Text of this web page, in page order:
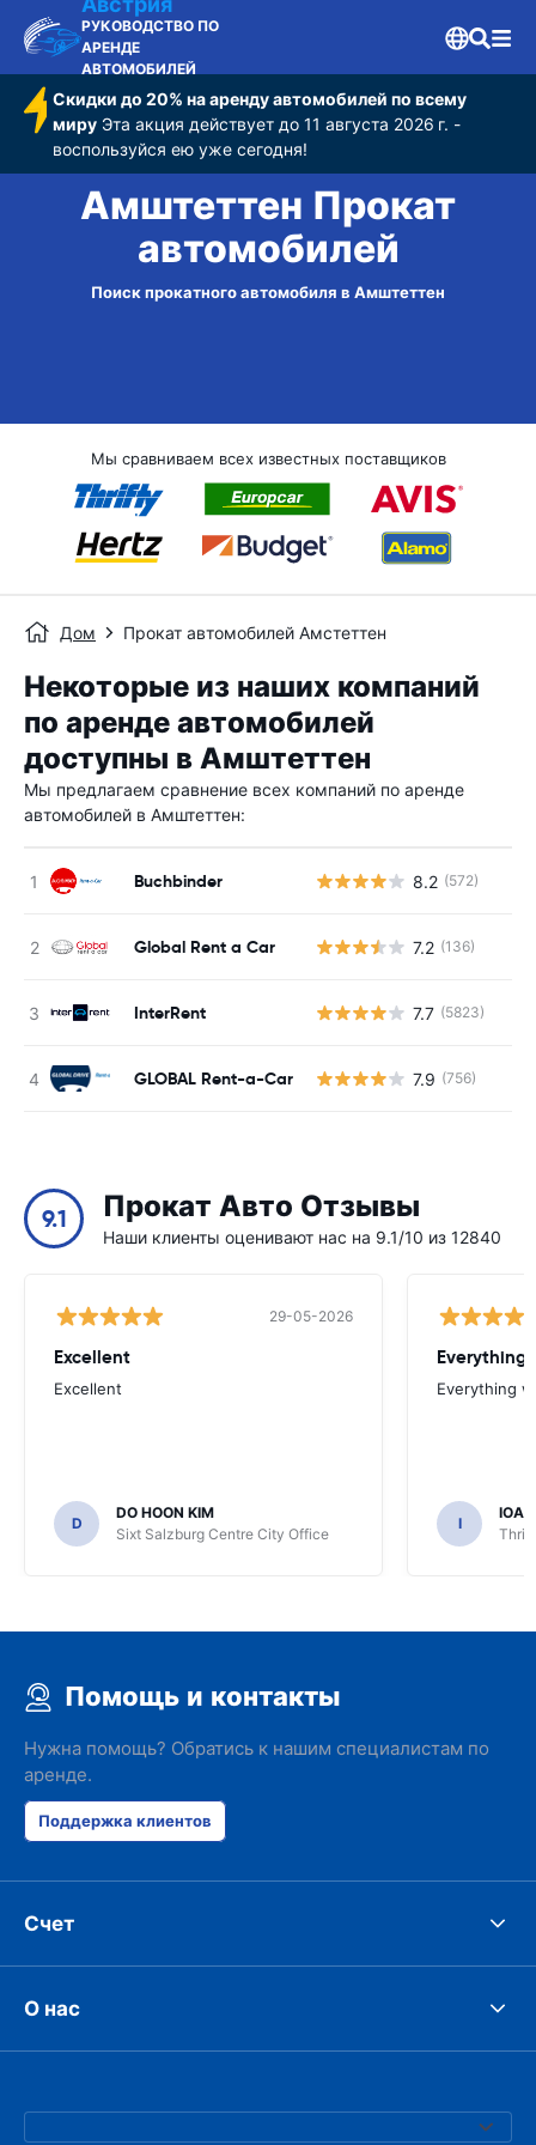
РУКОВОДСТВО ПО
АРЕНДЕ
АВТОМОБИЛЕЙ
Скидки до 20% на аренду автомобилей по всему
мируЭта акция действует до 11 августа 2026 г. -
воспользуйся ею уже сегодня!
Амштеттен Прокат
автомобилей
Поиск прокатного автомобиля в Амштеттен
Мы сравниваем всех известных поставщиков
Дом Прокат автомобилей Амстеттен
Некоторые из наших компаний
по аренде автомобилей
доступны в Амштеттен
Мы предлагаем сравнение всех компаний по аренде
автомобилей в Амштеттен:
Buchbinder 8.2 (572)
Global Rent a Car 7.2 (136)
InterRent 7.7 (5823)
GLOBAL Rent-a-Car 7.9 (756)
9.1 Прокат Авто Отзывы
Наши клиенты оценивают нас на 9.1/10 из 12840
29-05-2026
Excellent
Excellent
D
DO HOON KIM
Sixt Salzburg Centre City Office
Everything
Everything
I
Помощь и контакты
Нужна помощь? Обратись к нашим специалистам по
аренде.
Поддержка клиентов
Счет
О нас